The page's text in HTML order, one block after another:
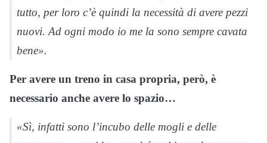
tutto, per loro c’è quindi la necessità di avere pezzi
nuovi. Ad ogni modo io me la sono sempre cavata
bene».
Per avere un treno in casa propria, però, è
necessario anche avere lo spazio…
«Sì, infatti sono l’incubo delle mogli e delle